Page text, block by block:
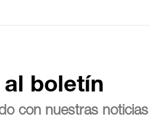
boletín
con nuestras noticias